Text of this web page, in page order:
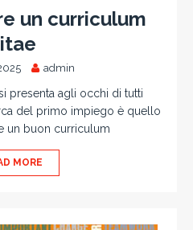
un curriculum
admin
presenta agli occhi di tutti
del primo impiego è quello
un buon curriculum
MORE